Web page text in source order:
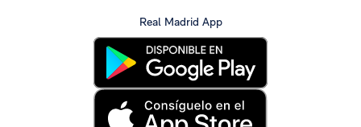
Real Madrid App